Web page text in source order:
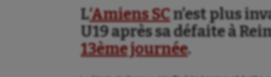
Aéronautique
L‘Amiens SCn’est plus
U19 après sa défaite à
13ème journée.